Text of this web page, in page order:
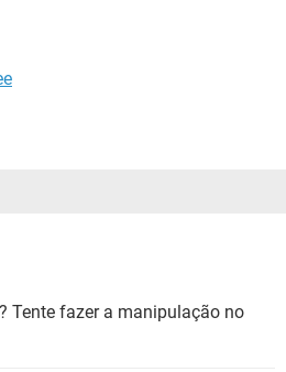
Tente fazer a manipulação no